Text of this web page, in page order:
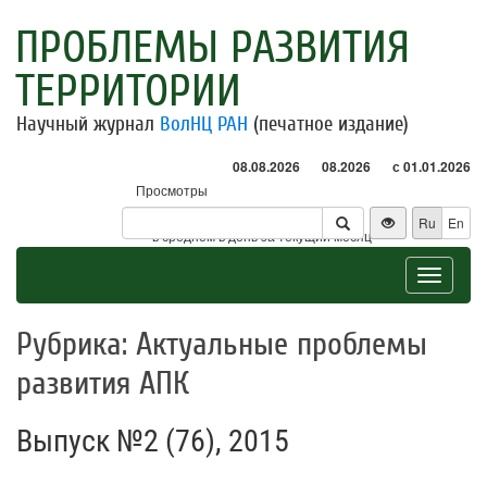
ПРОБЛЕМЫ РАЗВИТИЯ
ТЕРРИТОРИИ
Научный журнал ВолНЦ РАН (печатное издание)
08.08.2026 08.2026 с 01.01.2026
Просмотры
Посетители
* - в среднем в день за текущий месяц
Ru En
Toggle
Рубрика: Актуальные проблемы
развития АПК
Выпуск №2 (76), 2015